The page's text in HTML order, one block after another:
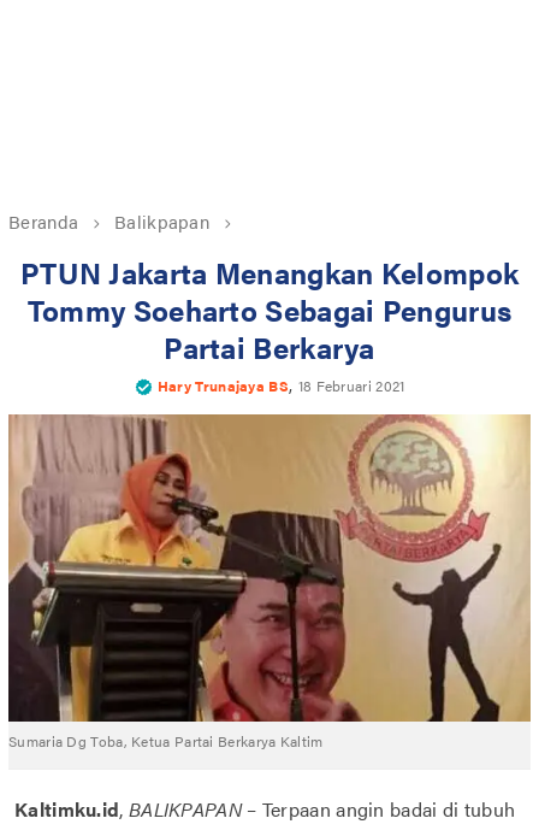
Beranda Balikpapan
PTUN Jakarta Menangkan Kelompok
Tommy Soeharto Sebagai Pengurus
Partai Berkarya
Hary Trunajaya BS, 18 Februari 2021
Sumaria Dg Toba, Ketua Partai Berkarya Kaltim
Kaltimku.id, BALIKPAPAN– Terpaan angin badai di tubuh